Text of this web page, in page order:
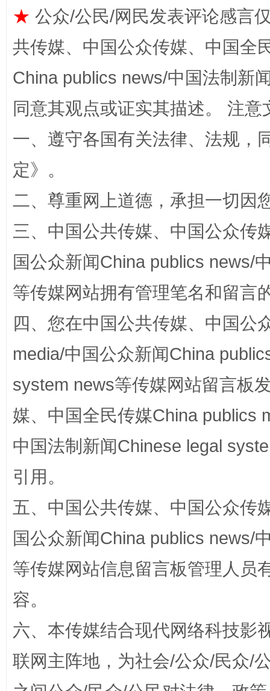
扯下公款旅游的“隐身衣” 如何以
“蜀中异人”王建安的艺术幻境
千年窑火 生生不息 一
★ 公众/公民/网民发表评论感言
共传媒、中国公众传媒、中国全
China publics news/中国法制新
同意其观点或证实其描述。 注
一、遵守各国有关法律、法规，
定》。
二、尊重网上道德，承担一切因
三、中国公共传媒、中国公众传
国公众新闻China publics news/
等传媒网站拥有管理笔名和留言
四、您在中国公共传媒、中国公
media/中国公众新闻China
system news等传媒网站留言板
媒、中国全民传媒China publics
中国法制新闻Chinese legal
引用。
五、中国公共传媒、中国公众传
国公众新闻China publics news/
等传媒网站信息留言板管理人员
容。
六、本传媒结合现代网络科技影
联网主阵地，为社会/公众/民众/